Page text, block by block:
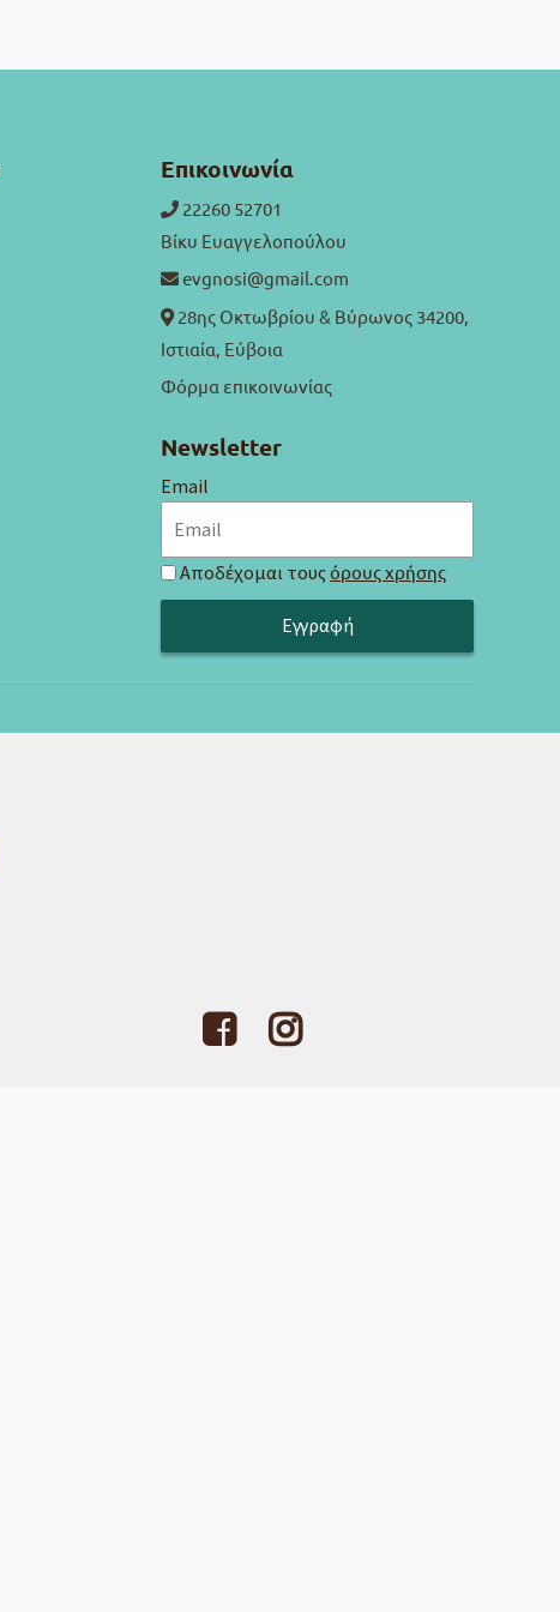
Επικοινωνία
22260 52701
Βίκυ Ευαγγελοπούλου
evgnosi@gmail.com
28ης Οκτωβρίου & Βύρωνος 34200,
Ιστιαία, Εύβοια
Φόρμα επικοινωνίας
Newsletter
Email
Αποδέχομαι τουςόρους χρήσης